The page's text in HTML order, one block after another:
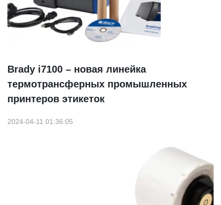
Brady i7100 – новая линейка
термотрансферных промышленных
принтеров этикеток
2024-04-11 01:36:05